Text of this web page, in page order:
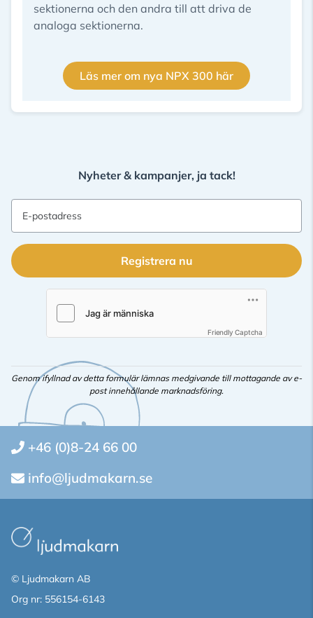
sektionerna och den andra till att driva de
analoga sektionerna.
Läs mer om nya NPX 300 här
Nyheter & kampanjer, ja tack!
E-postadress
Registrera nu
Friendly Captcha
Genom ifyllnad av detta formulär lämnas medgivande till mottagande av e-
post innehållande marknadsföring.
+46 (0)8-24 66 00
info@ljudmakarn.se
© Ljudmakarn AB
Org nr: 556154-6143